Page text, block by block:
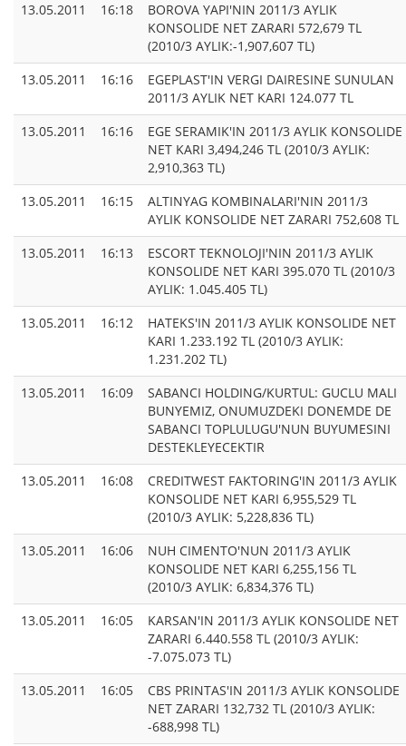
13.05.2011
16:18
BOROVA YAPI'NIN 2011/3 AYLIK
KONSOLIDE NET ZARARI 572,679 TL
(2010/3 AYLIK:-1,907,607 TL)
13.05.2011
16:16
EGEPLAST'IN VERGI DAIRESINE SUNULAN
2011/3 AYLIK NET KARI 124.077 TL
13.05.2011
16:16
EGE SERAMIK'IN 2011/3 AYLIK KONSOLIDE
NET KARI 3,494,246 TL (2010/3 AYLIK:
2,910,363 TL)
13.05.2011
16:15
ALTINYAG KOMBINALARI'NIN 2011/3
AYLIK KONSOLIDE NET ZARARI 752,608 TL
13.05.2011
16:13
ESCORT TEKNOLOJI'NIN 2011/3 AYLIK
KONSOLIDE NET KARI 395.070 TL (2010/3
AYLIK: 1.045.405 TL)
13.05.2011
16:12
HATEKS'IN 2011/3 AYLIK KONSOLIDE NET
KARI 1.233.192 TL (2010/3 AYLIK:
1.231.202 TL)
13.05.2011
16:09
SABANCI HOLDING/KURTUL: GUCLU MALI
BUNYEMIZ, ONUMUZDEKI DONEMDE DE
SABANCI TOPLULUGU'NUN BUYUMESINI
DESTEKLEYECEKTIR
13.05.2011
16:08
CREDITWEST FAKTORING'IN 2011/3 AYLIK
KONSOLIDE NET KARI 6,955,529 TL
(2010/3 AYLIK: 5,228,836 TL)
13.05.2011
16:06
NUH CIMENTO'NUN 2011/3 AYLIK
KONSOLIDE NET KARI 6,255,156 TL
(2010/3 AYLIK: 6,834,376 TL)
13.05.2011
16:05
KARSAN'IN 2011/3 AYLIK KONSOLIDE NET
ZARARI 6.440.558 TL (2010/3 AYLIK:
-7.075.073 TL)
13.05.2011
16:05
CBS PRINTAS'IN 2011/3 AYLIK KONSOLIDE
NET ZARARI 132,732 TL (2010/3 AYLIK:
-688,998 TL)